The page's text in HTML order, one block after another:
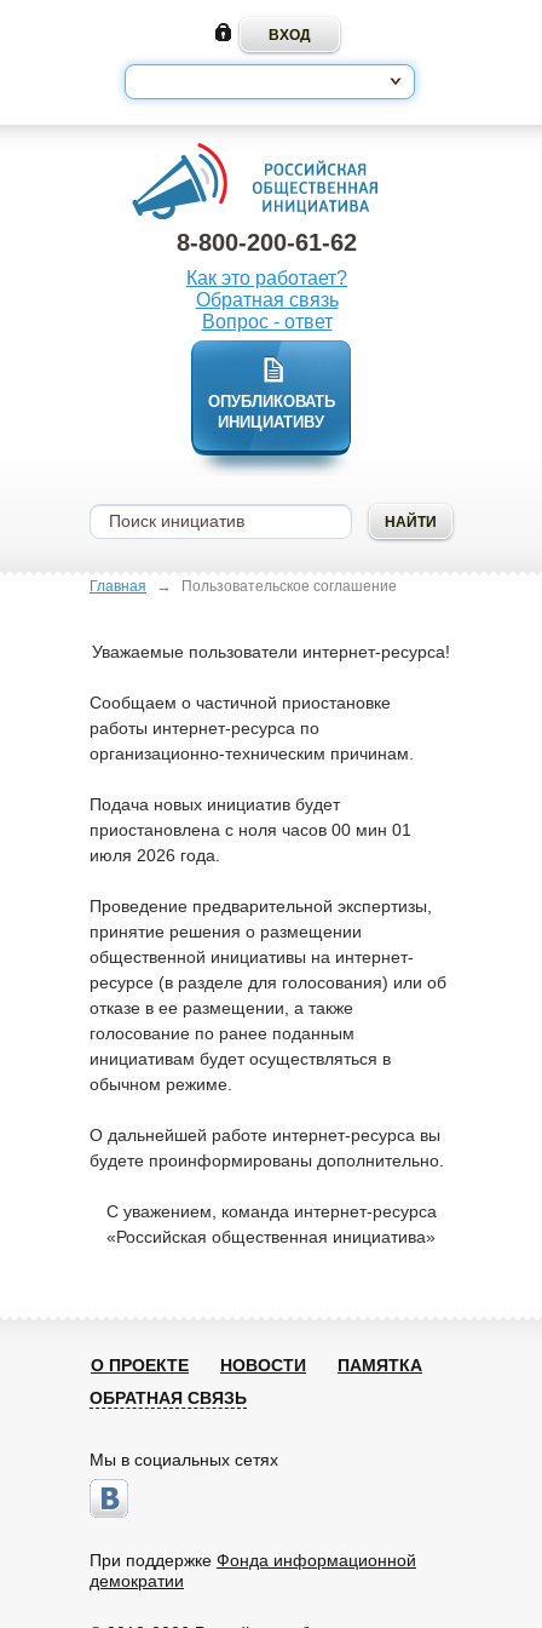
8-800-200-61-62
Как это работает?
Обратная связь
Вопрос - ответ
ОПУБЛИКОВАТЬ
ИНИЦИАТИВУ
Главная → Пользовательское соглашение
Уважаемые пользователи интернет-ресурса!
Сообщаем о частичной приостановке
работы интернет-ресурса по
организационно-техническим причинам.
Подача новых инициатив будет
приостановлена с ноля часов 00 мин 01
июля 2026 года.
Проведение предварительной экспертизы,
принятие решения о размещении
общественной инициативы на интернет-
ресурсе (в разделе для голосования) или об
отказе в ее размещении, а также
голосование по ранее поданным
инициативам будет осуществляться в
обычном режиме.
О дальнейшей работе интернет-ресурса вы
будете проинформированы дополнительно.
С уважением, команда интернет-ресурса
«Российская общественная инициатива»
О ПРОЕКТЕ НОВОСТИ
ПАМЯТКА
ОБРАТНАЯ СВЯЗЬ
Мы в социальных сетях
При поддержке Фонда информационной
демократии